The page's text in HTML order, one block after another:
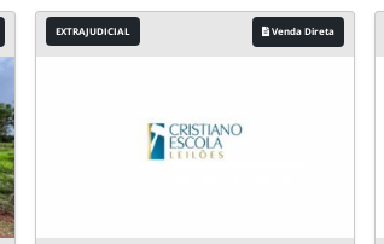
EXTRAJUDICIAL Venda Direta